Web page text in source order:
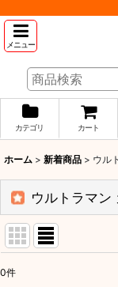
メニュー
カテゴリ カート
ホーム > 新着商品 > ウル
ウルトラマン
0件